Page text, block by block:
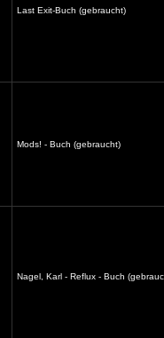
Last Exit-Buch (gebraucht)
Mods! - Buch (gebraucht)
Nagel, Karl - Reflux - Buch